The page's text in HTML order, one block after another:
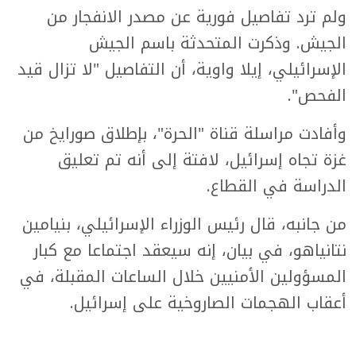
ولم ترد تفاصيل فورية عن مصدر الانفجار من
الجيش. وذكرت المتحدثة باسم الجيش
الإسرائيلي، إيلا واوية، أن التفاصيل "لا تزال قيد
الفحص".
وأفادت مراسلة قناة "الحرة"، بإطلاق صورايخ من
غزة تجاه إسرائيل، لافتة إلى أنه تم تعليق
الدراسة في القطاع.
من جانبه، قال رئيس الوزراء الإسرائيلي، بنيامين
نتانياهو، في بيان، إنه سيعقد اجتماعا مع كبار
المسؤولين الأمنيين خلال الساعات المقبلة، في
أعقاب الهجمات الصاروخية على إسرائيل.